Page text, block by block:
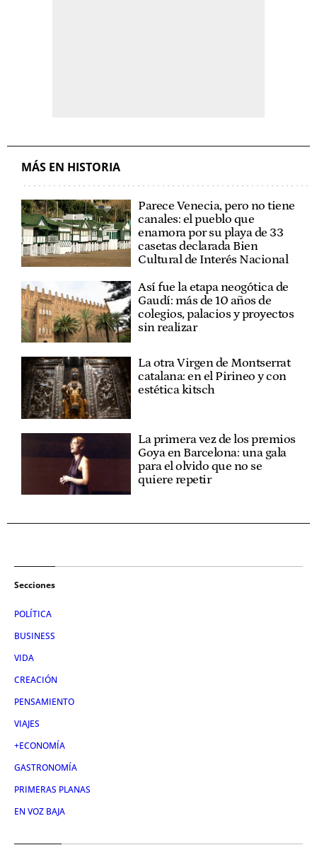
MÁS EN HISTORIA
Parece Venecia, pero no tiene
canales: el pueblo que
enamora por su playa de 33
casetas declarada Bien
Cultural de Interés Nacional
Así fue la etapa neogótica de
Gaudí: más de 10 años de
colegios, palacios y proyectos
sin realizar
La otra Virgen de Montserrat
catalana: en el Pirineo y con
estética kitsch
La primera vez de los premios
Goya en Barcelona: una gala
para el olvido que no se
quiere repetir
Secciones
POLÍTICA
BUSINESS
VIDA
CREACIÓN
PENSAMIENTO
VIAJES
+ECONOMÍA
GASTRONOMÍA
PRIMERAS PLANAS
EN VOZ BAJA